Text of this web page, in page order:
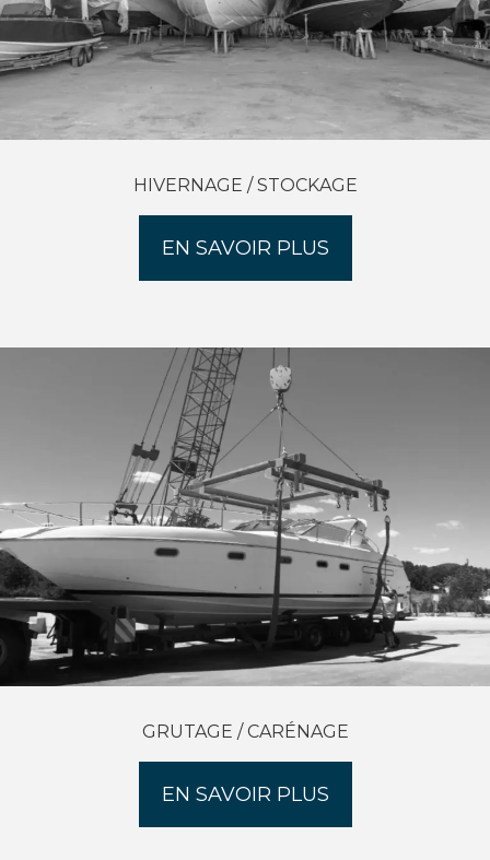
HIVERNAGE / STOCKAGE
EN SAVOIR PLUS
GRUTAGE / CARÉNAGE
EN SAVOIR PLUS